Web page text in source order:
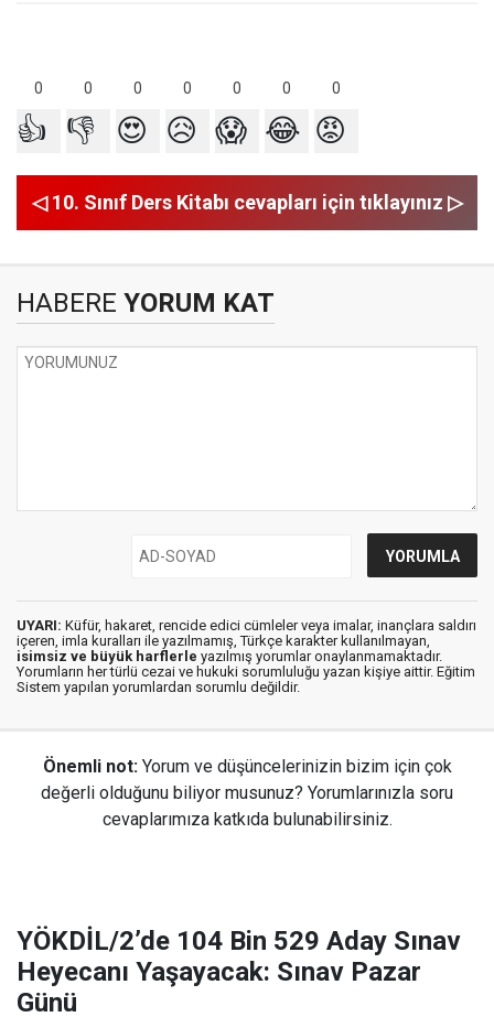
0 0 0 0 0 0 0
👍 👎 😍 😥 😱 😂 😡
◁ 10. Sınıf Ders Kitabı cevapları için tıklayınız ▷
HABERE YORUM KAT
UYARI: Küfür, hakaret, rencide edici cümleler veya imalar, inançlara saldırı
içeren, imla kuralları ile yazılmamış, Türkçe karakter kullanılmayan,
isimsiz ve büyük harflerle yazılmış yorumlar onaylanmamaktadır.
Yorumların her türlü cezai ve hukuki sorumluluğu yazan kişiye aittir. Eğitim
Sistem yapılan yorumlardan sorumlu değildir.
Önemli not: Yorum ve düşüncelerinizin bizim için çok
değerli olduğunu biliyor musunuz? Yorumlarınızla soru
cevaplarımıza katkıda bulunabilirsiniz.
YÖKDİL/2’de 104 Bin 529 Aday Sınav
Heyecanı Yaşayacak: Sınav Pazar
Günü